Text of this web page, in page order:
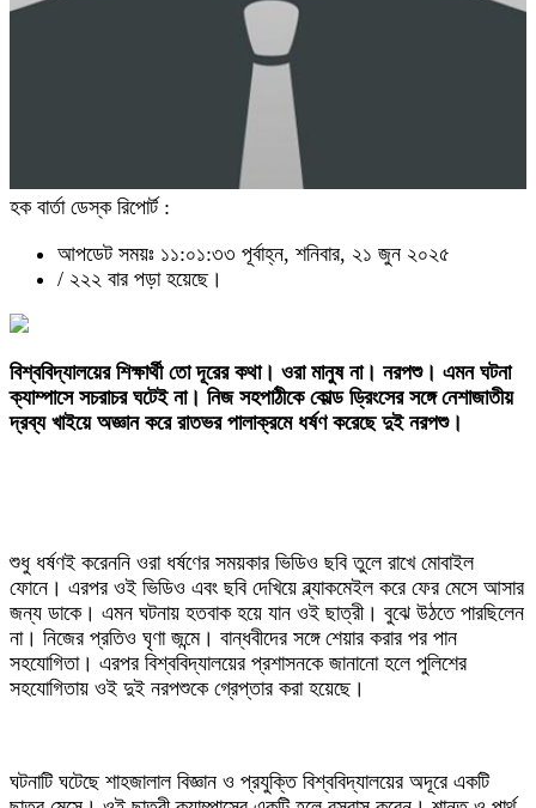
হক বার্তা ডেস্ক রিপোর্ট :
আপডেট সময়ঃ ১১:০১:৩৩ পূর্বাহ্ন, শনিবার, ২১ জুন ২০২৫
/ ২২২ বার পড়া হয়েছে।
‎বিশ্ববিদ্যালয়ের শিক্ষার্থী তো দূরের কথা। ওরা মানুষ না। নরপশু। এমন ঘটনা
ক্যাম্পাসে সচরাচর ঘটেই না। নিজ সহপাঠীকে কোল্ড ড্রিংসের সঙ্গে নেশাজাতীয়
দ্রব্য খাইয়ে অজ্ঞান করে রাতভর পালাক্রমে ধর্ষণ করেছে দুই নরপশু।
‎শুধু ধর্ষণই করেননি ওরা ধর্ষণের সময়কার ভিডিও ছবি তুলে রাখে মোবাইল
ফোনে। এরপর ওই ভিডিও এবং ছবি দেখিয়ে ব্ল্যাকমেইল করে ফের মেসে আসার
জন্য ডাকে। এমন ঘটনায় হতবাক হয়ে যান ওই ছাত্রী। বুঝে উঠতে পারছিলেন
না। নিজের প্রতিও ঘৃণা জন্মে। বান্ধবীদের সঙ্গে শেয়ার করার পর পান
সহযোগিতা। এরপর বিশ্ববিদ্যালয়ের প্রশাসনকে জানানো হলে পুলিশের
সহযোগিতায় ওই দুই নরপশুকে গ্রেপ্তার করা হয়েছে।
‎ঘটনাটি ঘটেছে শাহজালাল বিজ্ঞান ও প্রযুক্তি বিশ্ববিদ্যালয়ের অদূরে একটি